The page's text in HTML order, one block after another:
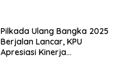
Pilkada Ulang Bangka 2025
Berjalan Lancar, KPU
Apresiasi Kinerja